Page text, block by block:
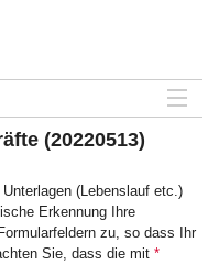
(20220513)
(Lebenslauf etc.)
Erkennung Ihre
zu, so dass Ihr
Sie, dass die mit *